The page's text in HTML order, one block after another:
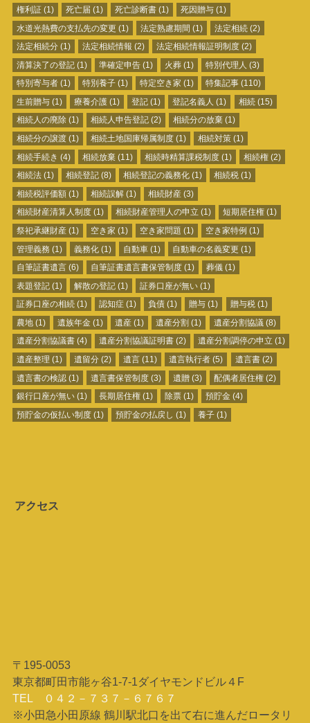
権利証(1) 死亡届 (1) 死亡診断書 (1) 死因贈与 (1)
水道光熱費の支払先の変更 (1) 法定熟慮期間 (1) 法定相続 (2)
法定相続分(1) 法定相続情報 (2) 法定相続情報証明制度 (2)
清算決了の登記(1) 準確定申告 (1) 火葬 (1) 特別代理人 (3)
特別寄与者(1) 特別養子 (1) 特定空き家 (1) 特集記事 (110)
生前贈与(1) 療養介護 (1) 登記 (1) 登記名義人 (1) 相続(15)
相続人の廃除(1) 相続人申告登記 (2) 相続分の放棄 (1)
相続分の譲渡(1) 相続土地国庫帰属制度 (1) 相続対策 (1)
相続手続き (4) 相続放棄 (11) 相続時精算課税制度 (1) 相続権 (2)
相続法(1) 相続登記 (8) 相続登記の義務化 (1) 相続税 (1)
相続税評価額(1) 相続誤解 (1) 相続財産 (3)
相続財産清算人制度(1) 相続財産管理人の申立 (1) 短期居住権 (1)
祭祀承継財産(1) 空き家 (1) 空き家問題 (1) 空き家特例 (1)
管理義務 (1) 義務化 (1) 自動車 (1) 自動車の名義変更 (1)
自筆証書遺言(6) 自筆証書遺言書保管制度 (1) 葬儀 (1)
表題登記(1) 解散の登記 (1) 証券口座が無い (1)
証券口座の相続(1) 認知症 (1) 負債 (1) 贈与 (1) 贈与税(1)
農地(1) 遺族年金 (1) 遺産 (1) 遺産分割 (1) 遺産分割協議(8)
遺産分割協議書(4) 遺産分割協議証明書 (2) 遺産分割調停の申立 (1)
遺産整理 (1) 遺留分 (2) 遺言 (11) 遺言執行者 (5) 遺言書(2)
遺言書の検認(1) 遺言書保管制度 (3) 遺贈 (3) 配偶者居住権 (2)
銀行口座が無い(1) 長期居住権 (1) 除票 (1) 預貯金 (4)
預貯金の仮払い制度(1) 預貯金の払戻し (1) 養子 (1)
アクセス
〒195-0053
東京都町田市能ヶ谷1-7-1ダイヤモンドビル４F
TEL ０４２－７３７－６７６７
※小田急小田原線 鶴川駅北口を出て右に進んだロータリ